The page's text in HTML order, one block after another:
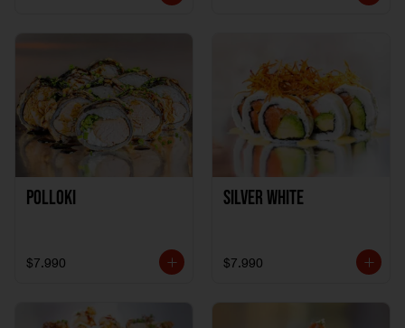
Polloki
$7.990
SILVER WHITE
$7.990